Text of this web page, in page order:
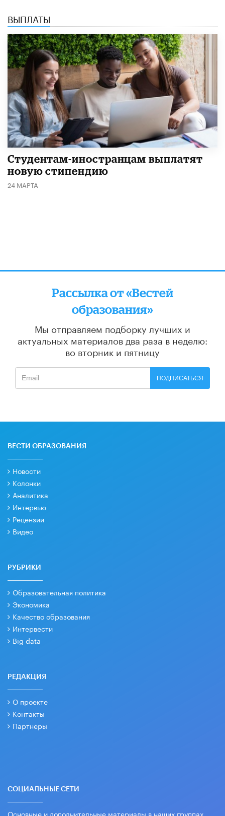
ВЫПЛАТЫ
Студентам-иностранцам выплатят
новую стипендию
24 МАРТА
Рассылка от «Вестей
образования»
Мы отправляем подборку лучших и
актуальных материалов два раза в неделю:
во вторник и пятницу
ПОДПИСАТЬСЯ
ВЕСТИ ОБРАЗОВАНИЯ
Новости
Колонки
Аналитика
Интервью
Рецензии
Видео
РУБРИКИ
Образовательная политика
Экономика
Качество образования
Интервести
Big data
РЕДАКЦИЯ
О проекте
Контакты
Партнеры
СОЦИАЛЬНЫЕ СЕТИ
Основные и дополнительные материалы в наших группах